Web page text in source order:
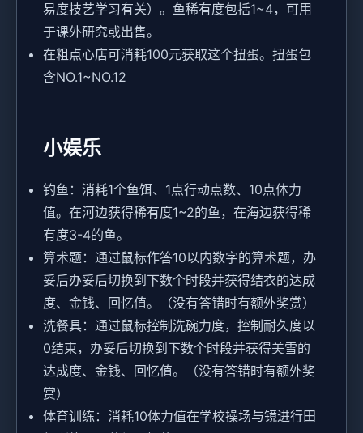
易度技艺学习有关）。鱼稀有度包括1~4，可用
于课外研究或出售。
在粗点心店可消耗100元获取这个扭蛋。扭蛋包
含NO.1~NO.12
小娱乐
钓鱼：消耗1个鱼饵、1点行动点数、10点体力
值。在河边获得稀有度1~2的鱼，在海边获得稀
有度3-4的鱼。
算术题：通过鼠标作答10以内数字的算术题，办
妥后办妥后切换到下数个时段并获得结衣的达成
度、金钱、回忆值。（没有答错时有额外奖赏）
洗餐具：通过鼠标控制洗碗力度，控制耐久度以
0结束，办妥后切换到下数个时段并获得美雪的
达成度、金钱、回忆值。（没有答错时有额外奖
赏）
体育训练：消耗10体力值在学校操场与镜进行田